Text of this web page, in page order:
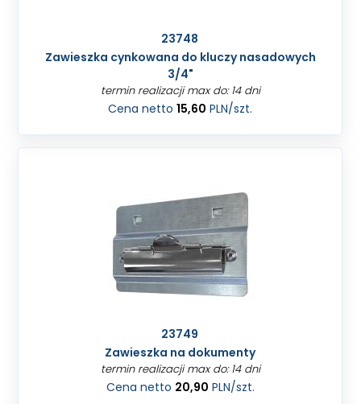
23748
Zawieszka cynkowana do kluczy nasadowych
3/4"
termin realizacji max do: 14 dni
Cena netto15,60 PLN/szt.
23749
Zawieszka na dokumenty
termin realizacji max do: 14 dni
Cena netto 20,90 PLN/szt.